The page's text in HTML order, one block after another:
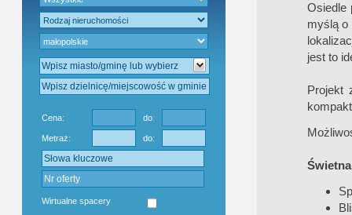
Cena: do:
Metraż: do:
Wirtualne spacery
Osiedle
myślą o
jest to
Projekt